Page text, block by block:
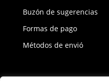
Buzón de sugerencias
Formas de pago
Métodos de envió